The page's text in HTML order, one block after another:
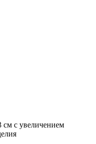
см с увеличением